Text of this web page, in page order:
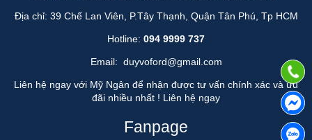
Địa chỉ: 39 Chế Lan Viên, P.Tây Thạnh, Quận Tân Phú, Tp HCM
Hotline: 094 9999 737
Email: duyvoford@gmail.com
Liên hệ ngay với Mỹ Ngân để nhận được tư vấn chính xác và ưu
đãi nhiều nhất ! Liên hệ ngay
Fanpage